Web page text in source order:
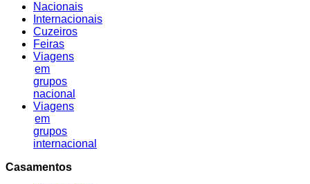
Nacionais
Internacionais
Cuzeiros
Feiras
Viagens
em
grupos
nacional
Viagens
em
grupos
internacional
Casamentos